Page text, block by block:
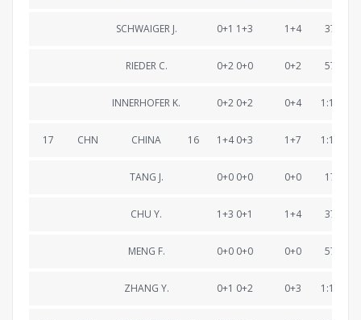
SCHWAIGER J. 0+1 1+3 1+4 37:43.8
RIEDER C. 0+2 0+0 0+2 57:14.7
INNERHOFER K. 0+2 0+2 0+4 1:16:17.2
17 CHN CHINA 16 1+4 0+3 1+7 1:16:31.7
TANG J. 0+0 0+0 0+0 17:53.2
CHU Y. 1+3 0+1 1+4 37:55.2
MENG F. 0+0 0+0 0+0 57:09.8
ZHANG Y. 0+1 0+2 0+3 1:16:31.7